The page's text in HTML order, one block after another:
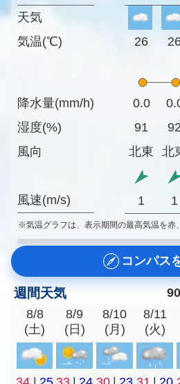
天気
気温(℃)
降水量(mm/h)
湿度(%)
風向
風速(m/s)
26
0.0
91
92
北東
北
1 1
※気温グラフは、表示期間の最高気温を赤
コンパス
週間天気
8/8
(土)
8/9
(日)
8/10
(月)
8/11
(火)